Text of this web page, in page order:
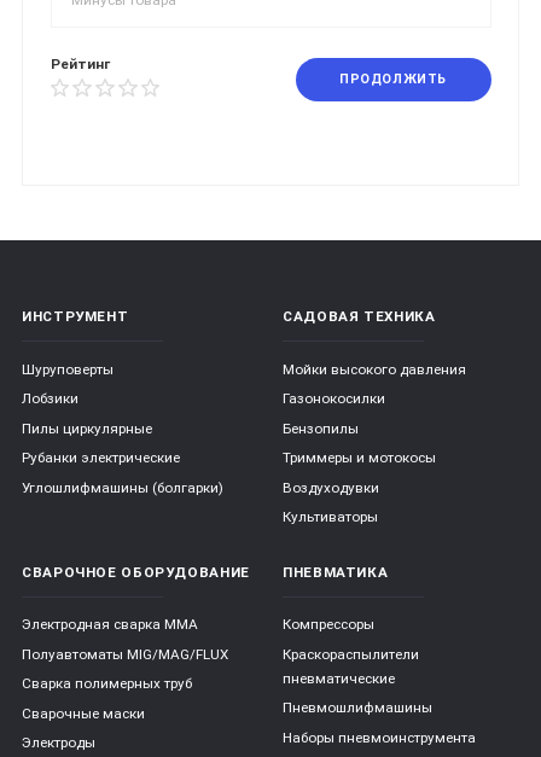
Рейтинг
ПРОДОЛЖИТЬ
ИНСТРУМЕНТ
Шуруповерты
Лобзики
Пилы циркулярные
Рубанки электрические
Углошлифмашины (болгарки)
САДОВАЯ ТЕХНИКА
Мойки высокого давления
Газонокосилки
Бензопилы
Триммеры и мотокосы
Воздуходувки
Культиваторы
СВАРОЧНОЕ ОБОРУДОВАНИЕ
Электродная сварка ММА
Полуавтоматы MIG/MAG/FLUX
Сварка полимерных труб
Сварочные маски
Электроды
ПНЕВМАТИКА
Компрессоры
Краскораспылители
пневматические
Пневмошлифмашины
Наборы пневмоинструмента